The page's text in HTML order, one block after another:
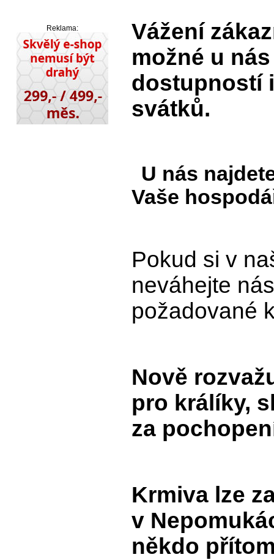
Reklama:
Vážení
možné u
dostupností
svátků.
U nás
Vaše
Pokud si v
neváhejte
požadované
Nově
pro králíky,
za
Krmiva lze
v
někdo